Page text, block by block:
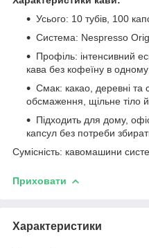
Усього: 10 тубів, 100
Система: Nespresso
Профіль: інтенсивний
кава без кофеїну в одному
Смак: какао, деревні та
обсмаження, щільне тіло й
Підходить для дому,
капсул без потреби
Сумісність: кавомашини
Приховати
Характеристики